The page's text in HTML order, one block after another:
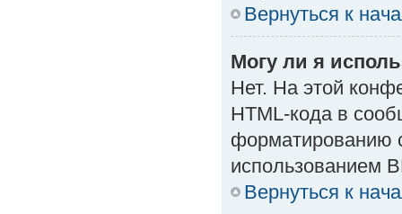
Вернуться к
Могу ли я
Нет. На этой
HTML-кода в
форматированию
использованием
Вернуться к